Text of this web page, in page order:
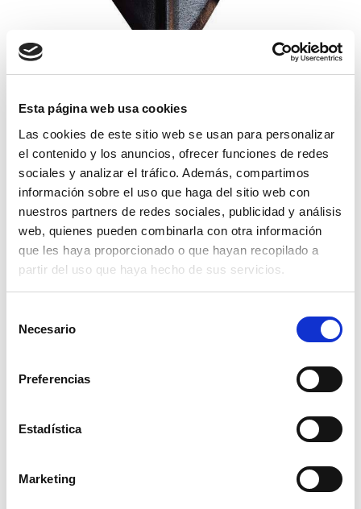
Esta página web usa cookies
Las cookies de este sitio web se usan para personalizar
el contenido y los anuncios, ofrecer funciones de redes
sociales y analizar el tráfico. Además, compartimos
información sobre el uso que haga del sitio web con
nuestros partners de redes sociales, publicidad y análisis
web, quienes pueden combinarla con otra información
que les haya proporcionado o que hayan recopilado a
partir del uso que haya hecho de sus servicios.
Necesario
Preferencias
Estadística
Marketing
10,85€ comprar
77,44€